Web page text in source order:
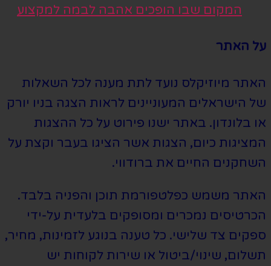
המקום שבו הופכים אהבה לבמה למקצוע
על האתר
האתר מיוזיקלס נועד לתת מענה לכל השאלות
של הישראלים המעוניינים לראות הצגה בניו יורק
או בלונדון. באתר ישנו פירוט על כל ההצגות
המציגות כיום, הצגות אשר הציגו בעבר וקצת על
השחקנים החיים את ברודווי.
האתר משמש כפלטפורמת תוכן והפניה בלבד.
הכרטיסים נמכרים ומסופקים בלעדית על-ידי
ספקים צד שלישי. כל טענה בנוגע לזמינות, מחיר,
תשלום, שינוי/ביטול או שירות לקוחות יש